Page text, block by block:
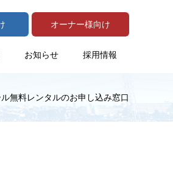
オーナー様向け
お知らせ 採用情報
無料レンタルのお申し込み窓口